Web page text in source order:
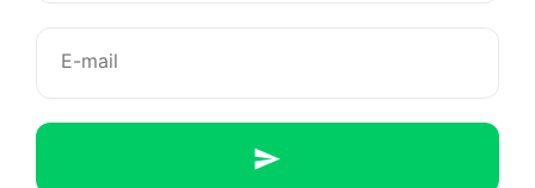
leve…